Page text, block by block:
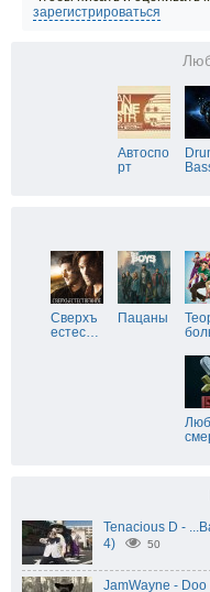
зарегистрироваться
Автоспо
рт
Сверхъ
естес…
Пацаны
Tenacious D -
4)
50
JamWayne -